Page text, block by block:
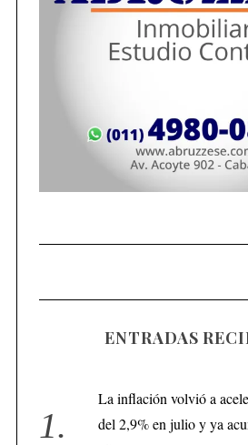
ENTRADAS
La inflación volvió a
del 2,9% en julio y ya